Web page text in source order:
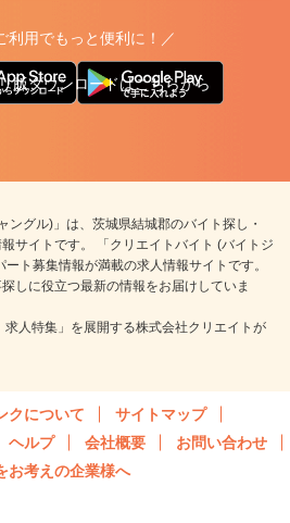
利用でもっと便利に！／
版ダウンロードはこちらから
ングル)」は、茨城県結城郡のバイト探し・
サイトです。 「クリエイトバイト (バイトジ
ト募集情報が満載の求人情報サイトです。
しに役立つ最新の情報をお届けしていま
人特集」を展開する株式会社クリエイトが
クについて
サイトマップ
ヘルプ 会社概要
お問い合わせ
お考えの企業様へ